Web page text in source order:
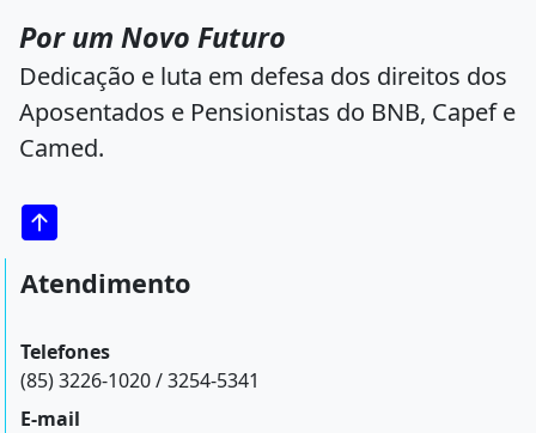
Por um Novo Futuro
Dedicação e luta em defesa dos direitos dos
Aposentados e Pensionistas do BNB, Capef e
Camed.
Atendimento
Telefones
(85) 3226-1020 / 3254-5341
E-mail